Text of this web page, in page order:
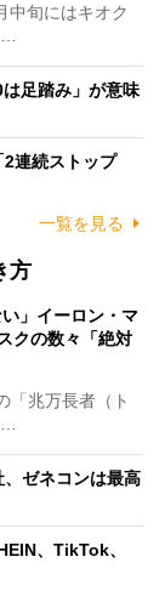
中旬にはキオク
は足踏み」が意味
2連続ストップ
一覧を見る
方
」イーロン・マ
クの数々「絶対
「兆万長者（ト
、ゼネコンは最高
、TikTok、